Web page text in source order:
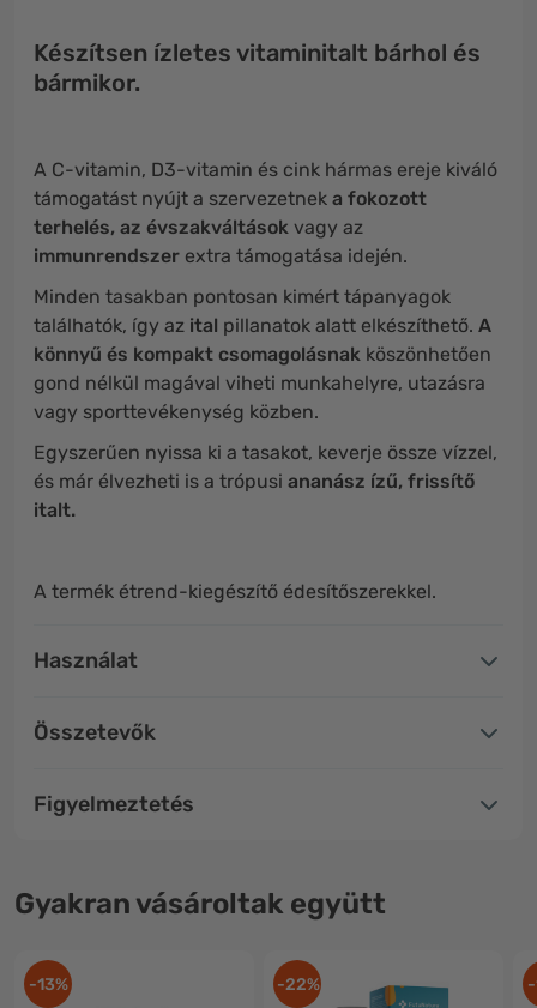
Készítsen ízletes vitaminitalt bárhol és
bármikor.
A C-vitamin, D3-vitamin és cink hármas ereje kiváló
támogatást nyújt a szervezetnek a fokozott
terhelés, az évszakváltások vagy az
immunrendszer extra támogatása idején.
Minden tasakban pontosan kimért tápanyagok
találhatók, így az ital pillanatok alatt elkészíthető. A
könnyű és kompakt csomagolásnak köszönhetően
gond nélkül magával viheti munkahelyre, utazásra
vagy sporttevékenység közben.
Egyszerűen nyissa ki a tasakot, keverje össze vízzel,
és már élvezheti is a trópusi ananász ízű, frissítő
italt.
A termék étrend-kiegészítő édesítőszerekkel.
Használat
Összetevők
Figyelmeztetés
Gyakran vásároltak együtt
-13% -22%